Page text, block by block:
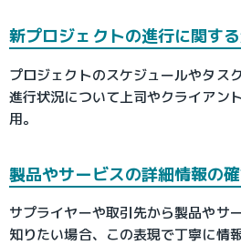
新プロジェクトの進行に関す
プロジェクトのスケジュールやタス
進行状況について上司やクライアン
用。
製品やサービスの詳細情報の
サプライヤーや取引先から製品やサ
知りたい場合、この表現で丁寧に情